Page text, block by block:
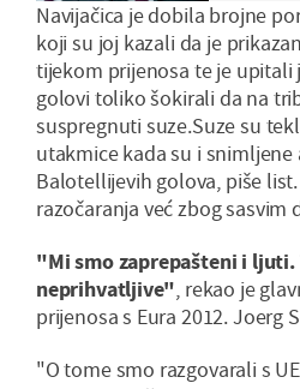
Navijačica je dobila brojne
koji su joj kazali da je
tijekom prijenosa te je upitali
golovi toliko šokirali da na
suspregnuti suze.Suze su
utakmice kada su i snimljene
Balotellijevih golova, piše
razočaranja već zbog sasvim
"Mi smo zaprepašteni i ljuti.
neprihvatljive", rekao je
prijenosa s Eura 2012. Joerg
"O tome smo razgovarali s